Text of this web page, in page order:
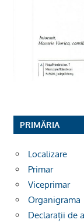
PRIMĂRIA
Localizare
Primar
Viceprimar
Organigrama
Declarații de